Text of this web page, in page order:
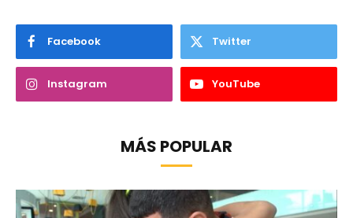
Facebook Twitter
Instagram YouTube
MÁS POPULAR